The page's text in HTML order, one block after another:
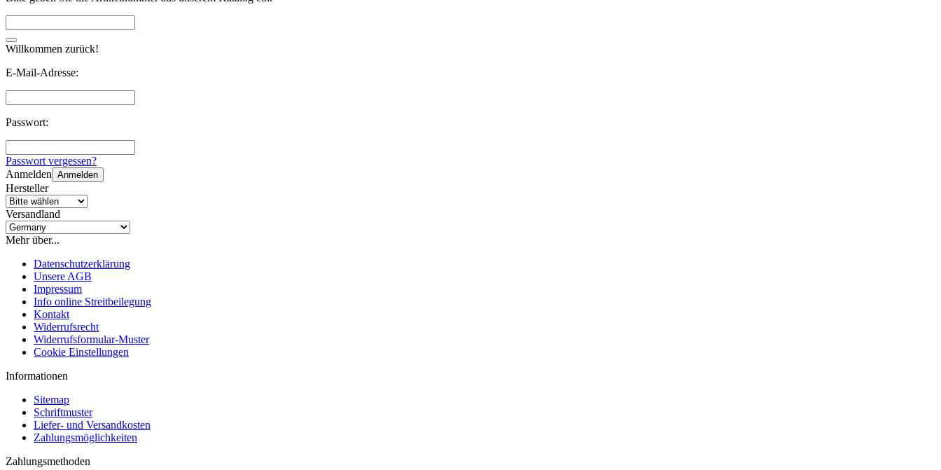
Willkommen zurück!
E-Mail-Adresse:
Passwort:
Passwort vergessen?
Anmelden Anmelden
Hersteller
Versandland
Mehr über...
Datenschutzerklärung
Unsere AGB
Impressum
Info online Streitbeilegung
Kontakt
Widerrufsrecht
Widerrufsformular-Muster
Cookie Einstellungen
Informationen
Sitemap
Schriftmuster
Liefer- und Versandkosten
Zahlungsmöglichkeiten
Zahlungsmethoden